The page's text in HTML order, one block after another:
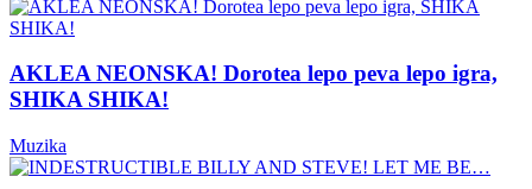
AKLEA NEONSKA! Dorotea lepo peva lepo igra,
SHIKA SHIKA!
Muzika